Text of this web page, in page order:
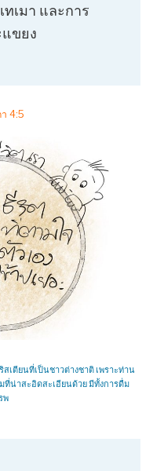
ทเมา และการ
ขยง
า 4:5
เตียนที่เป็นชาวต่างชาติ เพราะท่าน
น่าสะอิดสะเอียนด้วย มีทั้งการดื่ม
พ